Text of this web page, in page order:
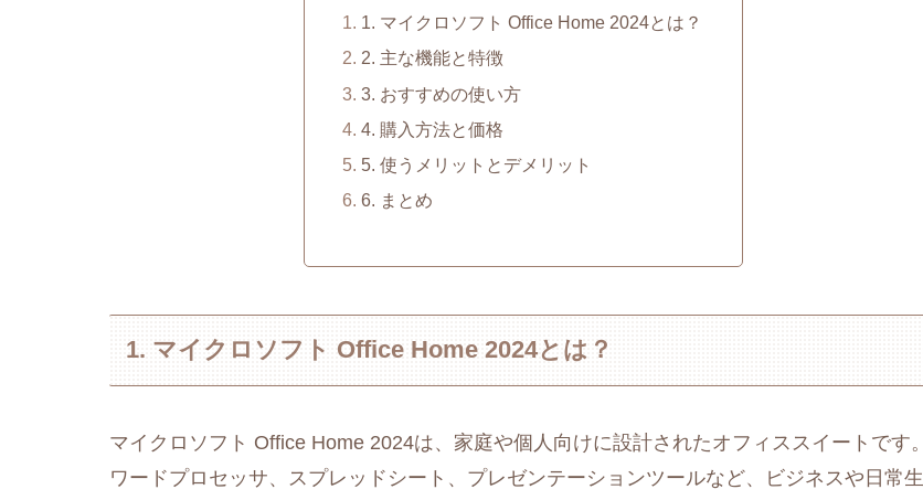
1. マイクロソフト Office Home 2024とは？
2. 主な機能と特徴
3. おすすめの使い方
4. 購入方法と価格
5. 使うメリットとデメリット
6. まとめ
1. マイクロソフト Office Home 2024とは？
マイクロソフト Office Home 2024は、家庭や個人向けに設計されたオフィススイートです。
ワードプロセッサ、スプレッドシート、プレゼンテーションツールなど、ビジネスや日常生